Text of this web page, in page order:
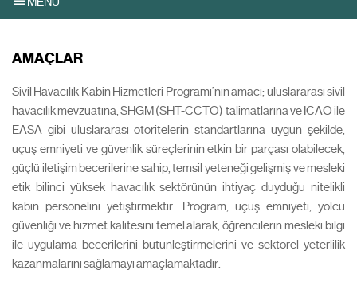
AMAÇLAR
Sivil Havacılık Kabin Hizmetleri Programı’nın amacı; uluslararası sivil
havacılık mevzuatına, SHGM (SHT-CCTO) talimatlarına ve ICAO ile
EASA gibi uluslararası otoritelerin standartlarına uygun şekilde,
uçuş emniyeti ve güvenlik süreçlerinin etkin bir parçası olabilecek,
güçlü iletişim becerilerine sahip, temsil yeteneği gelişmiş ve mesleki
etik bilinci yüksek havacılık sektörünün ihtiyaç duyduğu nitelikli
kabin personelini yetiştirmektir. Program; uçuş emniyeti, yolcu
güvenliği ve hizmet kalitesini temel alarak, öğrencilerin mesleki bilgi
ile uygulama becerilerini bütünleştirmelerini ve sektörel yeterlilik
kazanmalarını sağlamayı amaçlamaktadır.